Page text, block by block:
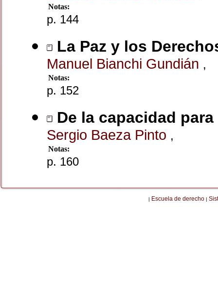
Notas:
p. 144
La Paz y los
Manuel Bianchi Gundián ,
Notas:
p. 152
De la capacidad
Sergio Baeza Pinto ,
Notas:
p. 160
| Escuela de derecho |